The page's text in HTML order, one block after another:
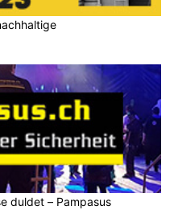
duldet – Pampasus